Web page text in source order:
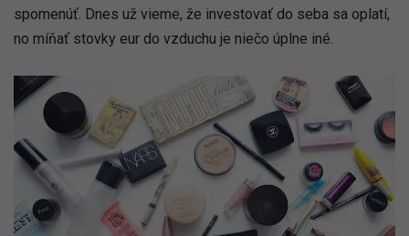
spomenúť. Dnes už vieme, že investovať do seba sa oplatí,
no míňať stovky eur do vzduchu je niečo úplne iné.